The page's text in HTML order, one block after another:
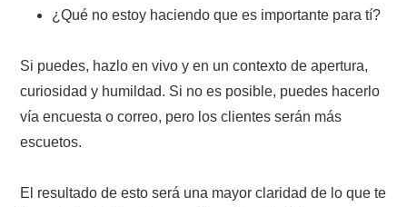
¿Qué no estoy haciendo que es importante para tí?
Si puedes, hazlo en vivo y en un contexto de apertura,
curiosidad y humildad. Si no es posible, puedes hacerlo
vía encuesta o correo, pero los clientes serán más
escuetos.
El resultado de esto será una mayor claridad de lo que te